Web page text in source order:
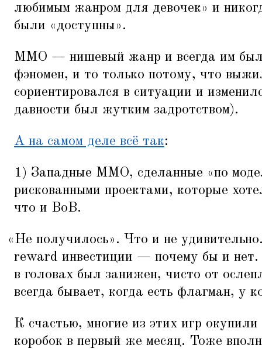
любимым жанром для девочек» и
были «доступны».
ММО — нишевый жанр и всегда им
фэномен, и то только потому, что
сориентировался в ситуации и
давности был жутким задротством).
А на самом деле всё так:
1) Западные ММО, сделанные «по
рискованными проектами, которые
что и ВоВ.
«Не получилось». Что и не
reward инвестиции — почему бы и
в головах был занижен, чисто от
всегда бывает, когда есть флагман, у
К счастью, многие из этих игр
коробок в первый же месяц. Тоже